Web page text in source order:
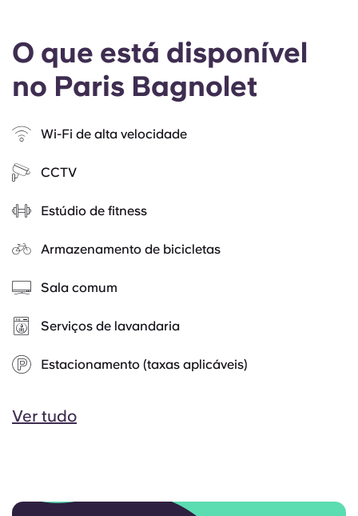
O que está disponível
no Paris Bagnolet
Wi-Fi de alta velocidade
CCTV
Estúdio de fitness
Armazenamento de bicicletas
Sala comum
Serviços de lavandaria
Estacionamento (taxas aplicáveis)
Ver tudo